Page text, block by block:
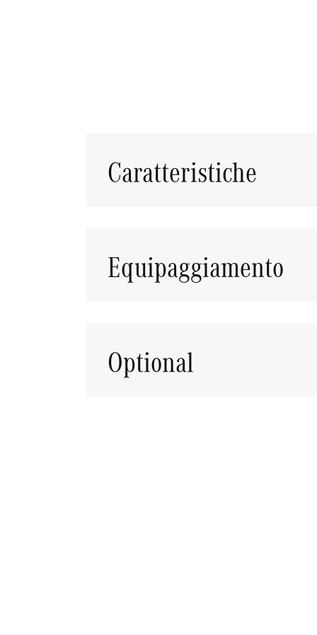
Caratteristiche
Equipaggiamento
Optional